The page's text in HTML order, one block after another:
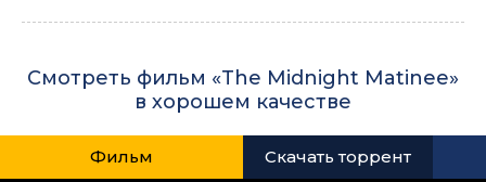
Смотреть фильм «The Midnight Matinee»
в хорошем качестве
Фильм Скачать торрент